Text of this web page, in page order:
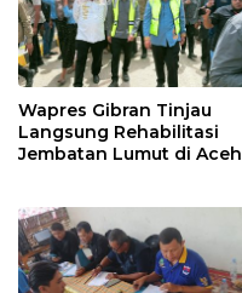
Wapres Gibran Tinjau
Langsung Rehabilitasi
Jembatan Lumut di Aceh